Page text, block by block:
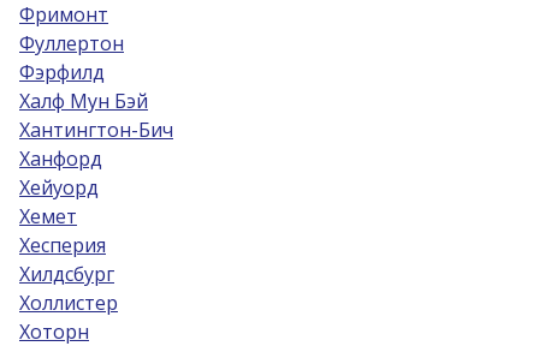
Фримонт
Фуллертон
Фэрфилд
Халф Мун Бэй
Хантингтон-Бич
Ханфорд
Хейуорд
Хемет
Хесперия
Хилдсбург
Холлистер
Хоторн